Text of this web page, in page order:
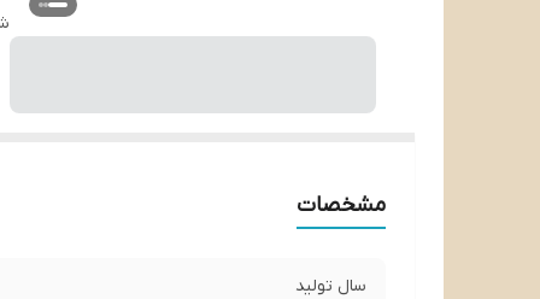
مشخصات
سال تولید